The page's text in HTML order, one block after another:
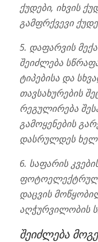
ქუდები, იხვის
გამფრქვევი
5. დაფარვის
შეიძლება
ტიპებისა და
თავსახურების
რეგულირება
გამოყენების
დასრულდეს
6. საფარის
დაცვის
აღჭურვილობის
შეიძლება